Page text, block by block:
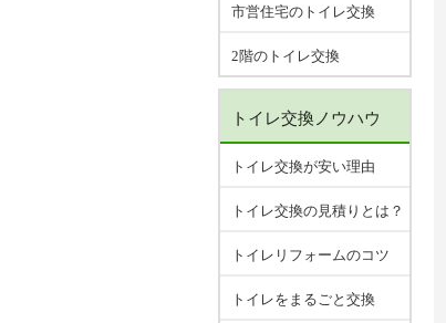
市営住宅のトイレ交換
2階のトイレ交換
トイレ交換ノウハウ
トイレ交換が安い理由
トイレ交換の見積りとは？
トイレリフォームのコツ
トイレをまるごと交換